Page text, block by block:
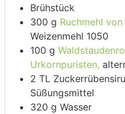
Brühstück
300 g Ruchmehl
Weizenmehl 1050
100 g
Urkornpuristen,
2 TL
Süßungsmittel
320 g Wasser